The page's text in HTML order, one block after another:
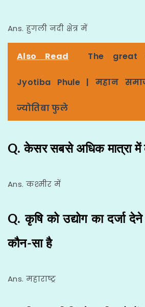
Ans. हुगली नदी क्षेत्र में
Also Read The great
Jyotiba Phule | महान
ज्योतिबा फुले
Q. केसर सबसे अधिक मात्रा में
Ans. कश्मीर में
Q. कृषि को उद्योग का दर्जा
कौन-सा है
Ans. महाराष्ट्र